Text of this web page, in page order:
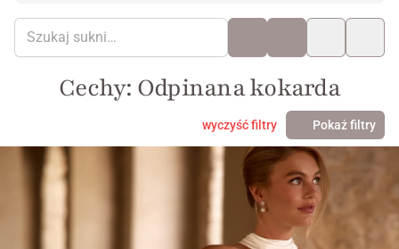
Cechy: Odpinana kokarda
wyczyść filtry Pokaż filtry